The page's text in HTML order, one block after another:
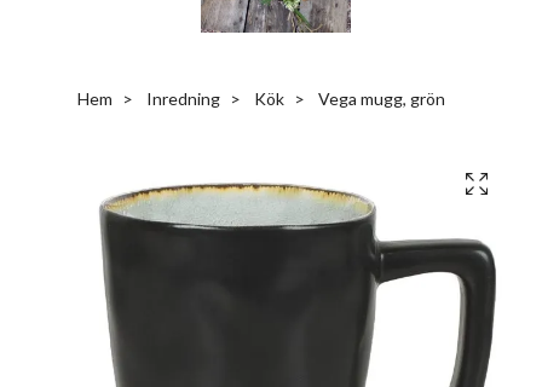
Hem Inredning Kök Vega mugg, grön